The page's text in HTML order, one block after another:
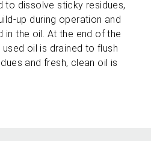
to dissolve sticky residues,
up during operation and
in the oil. At the end of the
oil is drained to flush
and fresh, clean oil is